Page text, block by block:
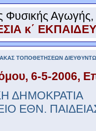
Φυσικής Αγωγής,
κ΄
ΤΟΠΟΘΕΤΗΣΕΩΝ
6-5-2006,
ΔΗΜΟΚΡΑΤΙΑ
ΕΘΝ.